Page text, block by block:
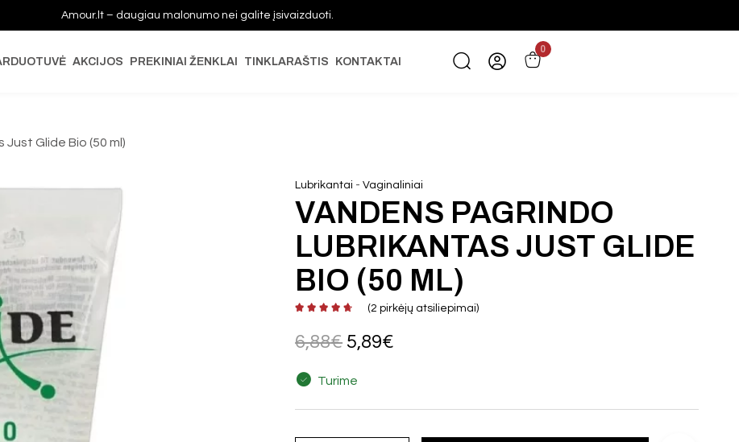
Amour.lt – daugiau malonumo nei galite įsivaizduoti.
AKCIJOS PREKINIAI ŽENKLAI TINKLARAŠTIS KONTAKTAI
0
Glide Bio (50 ml)
Lubrikantai -Vaginaliniai
VANDENS PAGRINDO
LUBRIKANTAS JUST GLIDE
BIO (50 ML)
(2 pirkėjų atsiliepimai)
6,88€ 5,89€
Turime